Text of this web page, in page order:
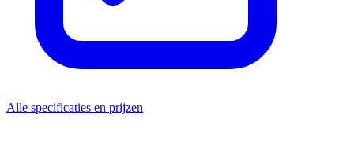
Alle specificaties en prijzen